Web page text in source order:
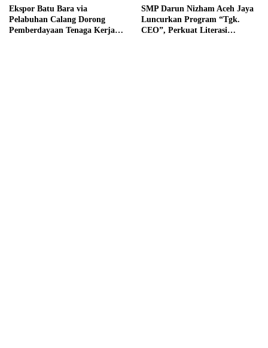
‎Ekspor Batu Bara via
Pelabuhan Calang Dorong
Pemberdayaan Tenaga Kerja
SMP Darun Nizham Aceh Jaya
Luncurkan Program “Tgk.
CEO”, Perkuat Literasi